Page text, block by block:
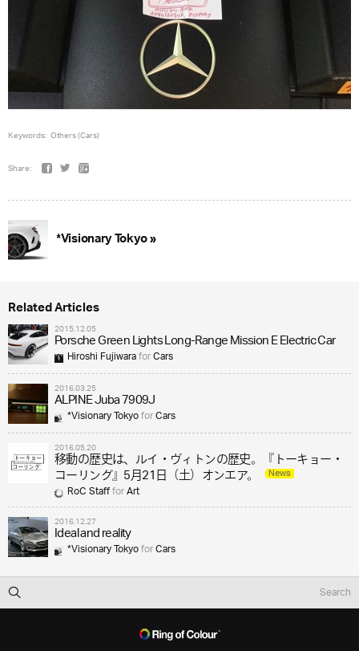
Keywords: Others (Cars)
Share:
*Visionary Tokyo »
Related Articles
2015.12.05
Porsche Green Lights Long-Range Mission E Electric Car
Hiroshi FujiwaraforCars
2016.03.25
ALPINE Juba 7909J
*Visionary TokyoforCars
2016.05.20
移動の歴史は、ルイ・ヴィトンの歴史。『トーキョー・
コーリング』5月21日（土）オンエア。 News
RoC StaffforArt
2016.12.27
Ideal and reality
*Visionary TokyoforCars